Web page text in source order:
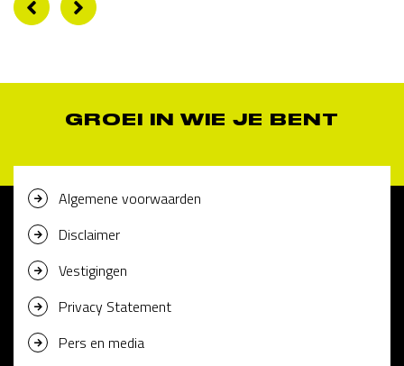
GROEI IN WIE JE BENT
Algemene voorwaarden
Disclaimer
Vestigingen
Privacy Statement
Pers en media